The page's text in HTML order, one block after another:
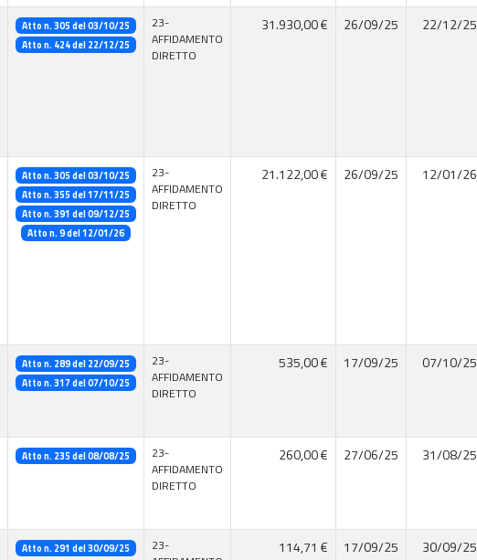
Atto n. 305 del 03/10/25
Atto n. 424 del 22/12/25
23-
AFFIDAMENTO
DIRETTO
31.930,00 € 26/09/25 22/12/25
Atto n. 305 del 03/10/25
Atto n. 355 del 17/11/25
Atto n. 391 del 09/12/25
Atto n. 9 del 12/01/26
23-
AFFIDAMENTO
DIRETTO
21.122,00 € 26/09/25 12/01/26
Atto n. 289 del 22/09/25
Atto n. 317 del 07/10/25
23-
AFFIDAMENTO
DIRETTO
535,00 € 17/09/25 07/10/25
Atto n. 235 del 08/08/25
23-
AFFIDAMENTO
DIRETTO
260,00 € 27/06/25 31/08/25
Atto n. 291 del 30/09/25
23-
114,71 € 17/09/25 30/09/25